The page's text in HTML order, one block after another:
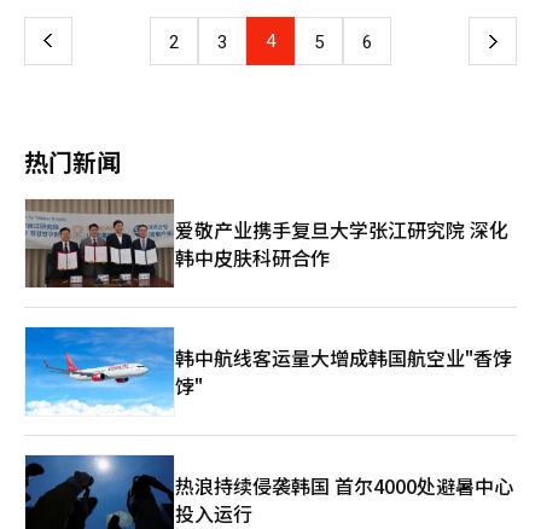
持续优化NCA电池技术，该技术已广泛应用于现代Kona、大众ID
系列以及部分特斯拉车型等高端电动车型。同时，中国电池制造商
在国际市场的影响力持续提升，有消息称起亚将在EV5国产版中采
益激烈，部分高端客户正在进行供应链多元化调整。 专家指出，
在自动驾驶技术快速发展的背景下，具备技术领先优势的企业将获
得更大市场话语权。韩国电池产业需要平衡技术研发与成本控制，
以应对日益激烈的全球市场竞争。过去十年，韩国电池曾凭借三元
系技术引领全球电池产业。然而在中企围绕LFP构建起“成本+技
术”双优势体系后，全球市场重心逐向中国倾斜。 但随着自动驾
驶加速推进，高性能电池的战略地位再度凸显。当前全球动力电池
产业正处于关键转型期，技术路线选择与市场战略布局将直接影响
未来产业格局。对韩国电池企业而言，是守是攻，将决定未来五年
的全球地位。
中。有消息称，LG新能源即将向马斯克创立的航天企业SpaceX的
飞船提供电池，特斯拉的人形机器人也可能搭载三星电子的AI芯片
与三星电机的摄像头模组。此外，如果特斯拉的车载显示器转向
系。我们会共同发挥各自优势，实现卓越的成果。” 此外，特斯
拉扩大与韩国企业的合作还是一种规避地缘政治风险的策略。随着
《通胀削减法案》（IRA）的实施，美国对中国电池和芯片的监管
与高额关税负担日益加重，拥有美国本地生产基地的三星电子与
LG新能源因此受益匪浅。
热闹与秩序之间找到平衡，明洞或将再度陷入短暂繁荣之后的“二
次遇冷”。
的双双下跌，选择“躺平”的20多岁人群也连续14个月增加。 数
据还显示，毕业生初次就业平均耗时11.3个月。即使成功就业，由
文化，同时扩大公共就业岗位等措施，以缓解当前青年就业困境。
（约合人民币1.1亿元）加以推进。此前，文体部自今年3月起，已
通过本年度预算及首次追加预算累计投入245亿韩元，实施“AI内
有项目多聚焦短期内容制作，新项目更加注重AI在内容创作全流程
中的应用和管理。从企划阶段即引入AI技术，评估内容的海外市场
拓展潜力及产业扩展效应，力求发掘具备全球商业化前景的创新内
容模式。 此外，新项目在执行机制上也进行了优化。不同于以往
以单一企业为单位的扶持模式，未来将通过企业联盟的形式推进，
鼓励大企业、中坚企业、中小企业与初创企业协同参与，共同打造
AI内容产业的共生共创生态体系。 文体部相关负责人表示：“AI转
型不仅意味着风险和挑战，更应被视为推动韩国文化内容实现新一
轮飞跃的重要机遇。我们将通过企业联盟支持机制，积极培育面向
全球市场的创新型商业模式。”
上 2 3 4 5 6 下
热门新闻
爱敬产业携手复旦大学张江研究院 深化
韩中皮肤科研合作
韩中航线客运量大增成韩国航空业"香饽
饽"
热浪持续侵袭韩国 首尔4000处避暑中心
投入运行